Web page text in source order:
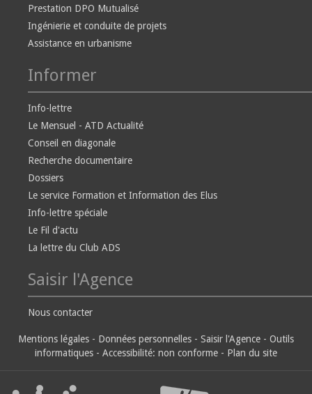
Prestation DPO Mutualisé
Ingénierie et conduite de projets
Assistance en urbanisme
Informer
Info-lettre
Le Mensuel - ATD Actualité
Conseil en diagonale
Recherche documentaire
Dossiers
Le service Formation et Information des Elus
Info-lettre spéciale
Le Fil d'actu
La lettre du Club ADS
Saisir l'Agence
Nous contacter
Mentions légales - Données personnelles - Saisir l'Agence - Outils
informatiques - Accessibilité: non conforme - Plan du site